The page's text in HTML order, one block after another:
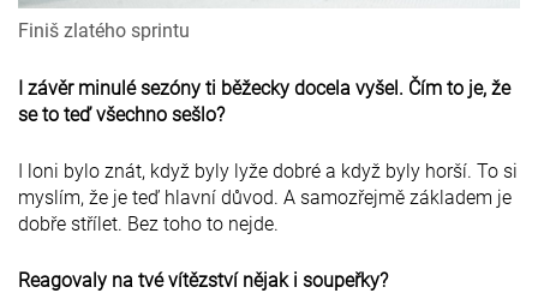
Finiš zlatého sprintu
I závěr minulé sezóny ti běžecky docela vyšel. Čím to je, že
se to teď všechno sešlo?
I loni bylo znát, když byly lyže dobré a když byly horší. To si
myslím, že je teď hlavní důvod. A samozřejmě základem je
dobře střílet. Bez toho to nejde.
Reagovaly na tvé vítězství nějak i soupeřky?